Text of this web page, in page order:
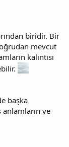
biridir. Bir
mevcut
kalıntısı
başka
anlamların ve